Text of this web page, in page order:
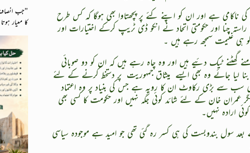
ناکامی ہے اور ان کو اپنے کئے پر پچھتاوا بھی ہوگا کہ کس طرح
چنا اور حکومتی اتحاد نے انکو ڈی ٹریپ کرکے اختیارات اور
ہی غنیمت سمجھ رہے ہیں ۔
ٹیک دئیے ہیں اور وہ چاہ رہے ہیں کہ ان کو دو صوبائی
لیا جائے وہ بھی ایسے میثاق جمہوریت پر دستخط کرنے کے لئے
سب سے بڑی رکاوٹ ان کا رویہ ہے جس کی بنیاد پر وہ اعتماد
عمران خان کے لئے شائد کوئی جگہ نہیں اور حکومت کا کسی بھی
ارادہ نہیں۔
سول بندوبست کی ہی کسر رہ گئی تھی جو امید ہے موجودہ سیاسی
"جب انصاف
کا معیار